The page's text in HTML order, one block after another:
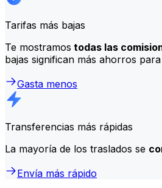
Tarifas más bajas
Te mostramos todas las
bajas significan más ahorros para
Gasta menos
Transferencias más rápidas
La mayoría de los traslados se
Envía más rápido